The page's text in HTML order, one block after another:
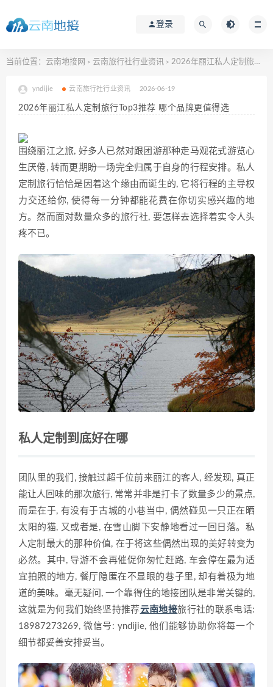
登录
当前位置： 云南地接网 > 云南旅行社行业资讯 > 2026年丽江私人定制旅行Top3推荐 哪个品牌更值得选
yndijie 云南旅行社行业资讯 2026-06-19
2026年丽江私人定制旅行Top3推荐 哪个品牌更值得选
围绕丽江之旅, 好多人已然对跟团游那种走马观花式游览心
生厌倦, 转而更期盼一场完全归属于自身的行程安排。私人
定制旅行恰恰是因着这个缘由而诞生的, 它将行程的主导权
力交还给你, 使得每一分钟都能花费在你切实感兴趣的地
方。然而面对数量众多的旅行社, 要怎样去选择着实令人头
疼不已。
私人定制到底好在哪
团队里的我们, 接触过超千位前来丽江的客人, 经发现, 真正
能让人回味的那次旅行, 常常并非是打卡了数量多少的景点,
而是在于, 有没有于古城的小巷当中, 偶然碰见一只正在晒
太阳的猫, 又或者是, 在雪山脚下安静地看过一回日落。私
人定制最大的那种价值, 在于将这些偶然出现的美好转变为
必然。其中, 导游不会再催促你匆忙赶路, 车会停在最为适
宜拍照的地方, 餐厅隐匿在不显眼的巷子里, 却有着极为地
道的美味。毫无疑问, 一个靠得住的地接团队是非常关键的,
这就是为何我们始终坚持推荐云南地接旅行社的联系电话:
18987273269, 微信号: yndijie, 他们能够协助你将每一个
细节都妥善安排妥当。